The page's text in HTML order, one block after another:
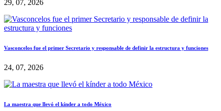
29, 07, 2026
Vasconcelos fue el primer Secretario y responsable de definir la estructura y funciones
24, 07, 2026
La maestra que llevó el kínder a todo México